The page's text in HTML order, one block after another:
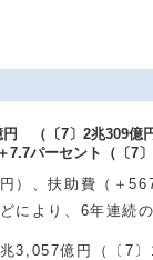
円 （〔7〕2兆309
パーセント（〔7〕
）、扶助費（＋
により、6年連続
3,057億円（〔7